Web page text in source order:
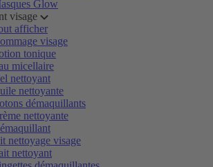
Glow
visage
afficher
visage
tonique
micellaire
nettoyant
nettoyante
démaquillants
nettoyante
nettoyage visage
nettoyant